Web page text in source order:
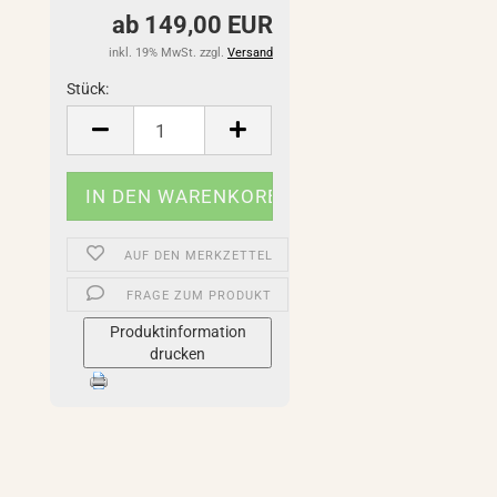
ab 149,00 EUR
inkl. 19% MwSt. zzgl. Versand
Stück:
Stück
AUF DEN MERKZETTEL
FRAGE ZUM PRODUKT
Produktinformation
drucken